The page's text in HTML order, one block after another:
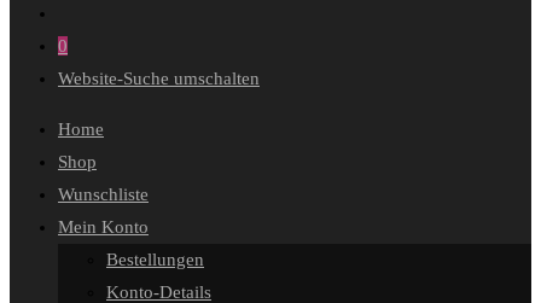
0
Website-Suche umschalten
Home
Shop
Wunschliste
Mein Konto
Bestellungen
Konto-Details